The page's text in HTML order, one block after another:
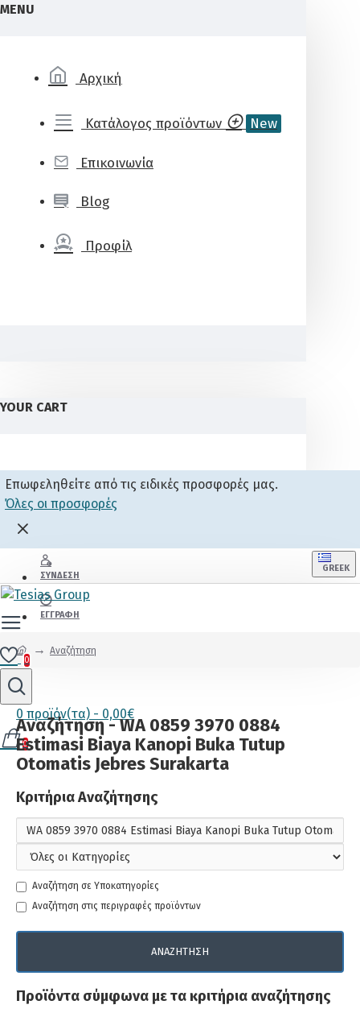
MENU
Αρχική
Κατάλογος προϊόντων New
Επικοινωνία
Blog
Προφίλ
YOUR CART
Επωφεληθείτε από τις ειδικές προσφορές μας.
Όλες οι προσφορές
ΣΎΝΔΕΣΗ
ΕΓΓΡΑΦΉ
GREEK
0
0 προϊόν(τα) - 0,00€
0
Αναζήτηση
Αναζήτηση - WA 0859 3970 0884
Estimasi Biaya Kanopi Buka Tutup
Otomatis Jebres Surakarta
Κριτήρια Αναζήτησης
Αναζήτηση σε Υποκατηγορίες
Αναζήτηση στις περιγραφές προϊόντων
ΑΝΑΖΉΤΗΣΗ
Προϊόντα σύμφωνα με τα κριτήρια αναζήτησης